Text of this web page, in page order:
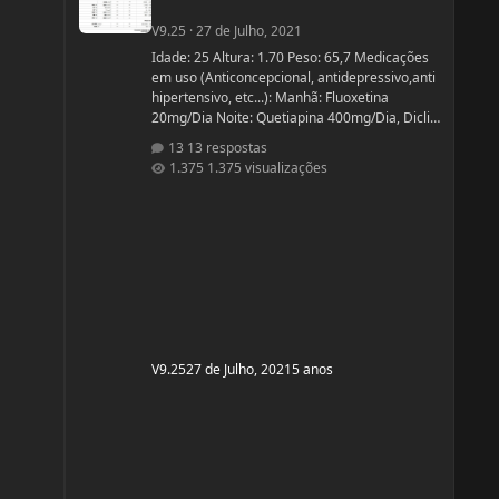
V9.25 ·27 de Julho, 2021
Idade: 25 Altura: 1.70 Peso: 65,7 Medicações
em uso (Anticoncepcional, antidepressivo,anti
hipertensivo, etc...): Manhã: Fluoxetina
20mg/Dia Noite: Quetiapina 400mg/Dia, Diclin
Cabergolina 0,5mg Problemas de Saúde e
história de cirurgias: Frequentemente tenho
13 respostas
1.375 visualizações
V9.2527 de Julho, 20215 anos